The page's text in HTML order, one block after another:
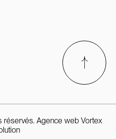
réservés. Agence web Vortex